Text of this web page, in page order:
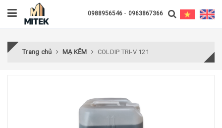
0988956546- 0963867366
Trang chủ MẠ KẼM COLDIP TRI-V 121